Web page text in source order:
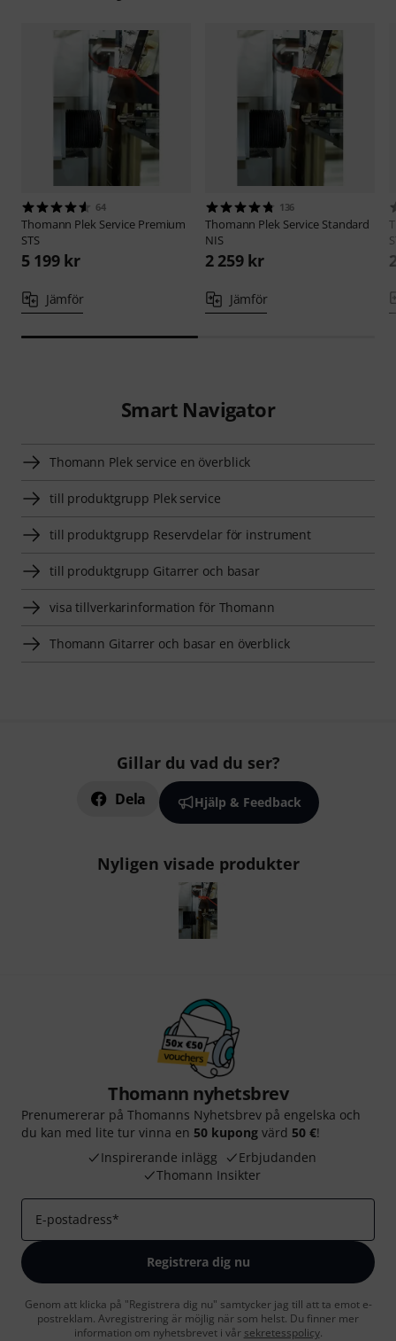
64
Thomann Plek Service Premium
STS
5 199 kr
Jämför
136
Thomann Plek Service Standard
NIS
2 259 kr
Jämför
Smart Navigator
Thomann Plek service en överblick
till produktgrupp Plek service
till produktgrupp Reservdelar för instrument
till produktgrupp Gitarrer och basar
visa tillverkarinformation för Thomann
Thomann Gitarrer och basar en överblick
Gillar du vad du ser?
Dela Hjälp & Feedback
Nyligen visade produkter
Thomann nyhetsbrev
Prenumererar på Thomanns Nyhetsbrev på engelska och
du kan med lite tur vinna en 50 kupong värd 50 €!
Inspirerande inlägg
Erbjudanden
Thomann Insikter
E-postadress*
Registrera dig nu
Genom att klicka på "Registrera dig nu" samtycker jag till att ta emot e-
postreklam. Avregistrering är möjlig när som helst. Du finner mer
information om nyhetsbrevet i vår sekretesspolicy.